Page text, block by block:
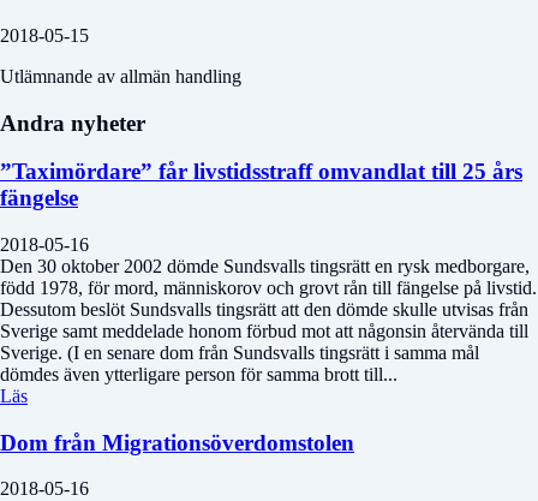
2018-05-15
Utlämnande av allmän handling
Andra nyheter
”Taximördare” får livstidsstraff omvandlat till 25 års
fängelse
2018-05-16
Den 30 oktober 2002 dömde Sundsvalls tingsrätt en rysk medborgare,
född 1978, för mord, människorov och grovt rån till fängelse på livstid.
Dessutom beslöt Sundsvalls tingsrätt att den dömde skulle utvisas från
Sverige samt meddelade honom förbud mot att någonsin återvända till
Sverige. (I en senare dom från Sundsvalls tingsrätt i samma mål
dömdes även ytterligare person för samma brott till...
Läs
Dom från Migrationsöverdomstolen
2018-05-16